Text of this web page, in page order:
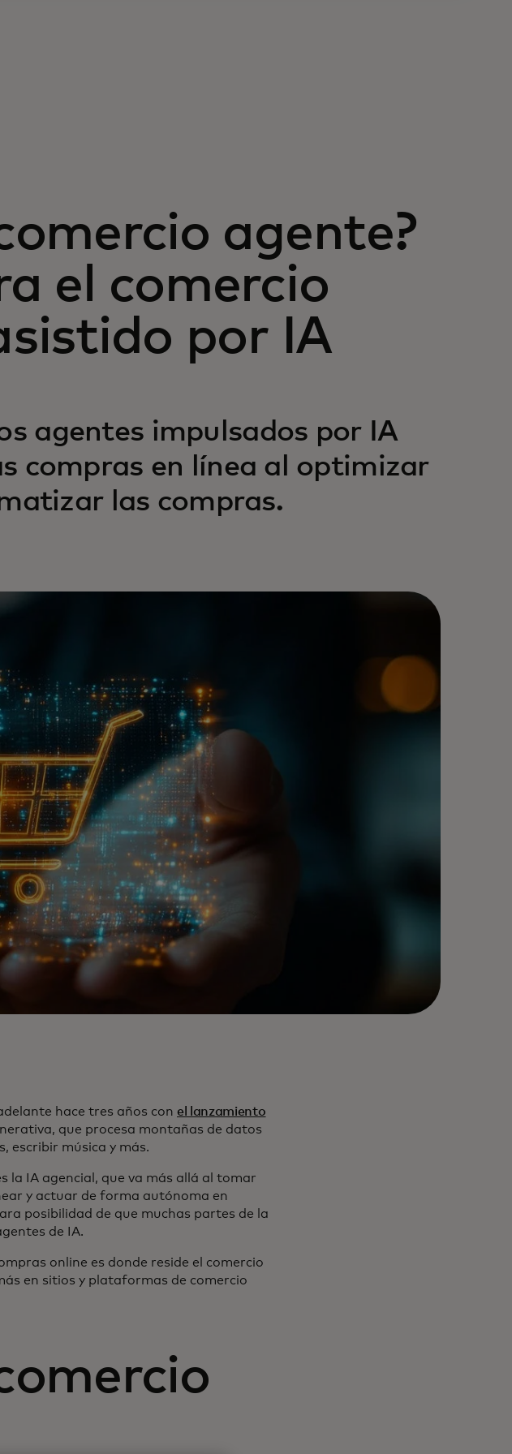
agente?
el comercio
por IA
agentes impulsados por IA
compras en línea al optimizar
las compras.
hace tres años con el lanzamiento
que procesa montañas de datos
escribir música y más.
la IA agencial, que va más allá al tomar
y actuar de forma autónoma en
posibilidad de que muchas partes de la
de IA.
online es donde reside el comercio
en sitios y plataformas de comercio